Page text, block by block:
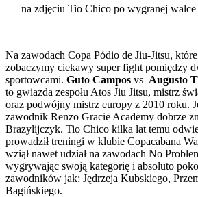
na zdjęciu Tio Chico po wygranej
Na zawodach Copa Pódio de Jiu-Jitsu,
zobaczymy ciekawy super fight pomiędzy
sportowcami. Guto Campos vs Augusto
to gwiazda zespołu Atos Jiu Jitsu, mistrz
oraz podwójny mistrz europy z 2010 roku.
zawodnik Renzo Gracie Academy dobrze
Brazylijczyk. Tio Chico kilka lat temu
prowadził treningi w klubie Copacabana
wziął nawet udział na zawodach No
wygrywając swoją kategorię i absoluto
zawodników jak: Jędrzeja Kubskiego,
Bagińskiego.